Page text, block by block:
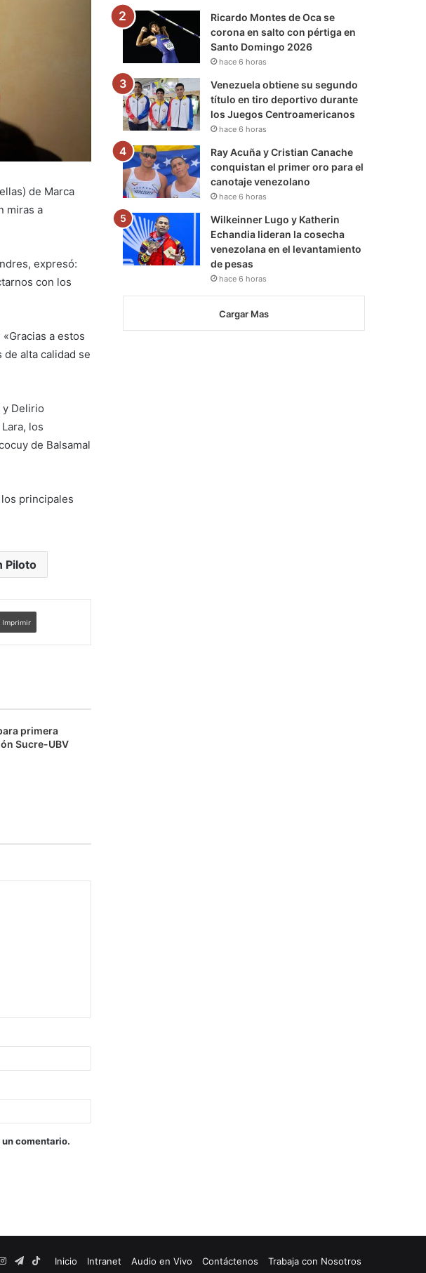
de Marca
miras a
expresó:
con los
a estos
alta calidad se
y Delirio
los
de Balsamal
principales
Piloto
Imprimir
primera
Sucre-UBV
comentario.
Ricardo Montes de Oca se
corona en salto con pértiga en
Santo Domingo 2026
hace 6 horas
Venezuela obtiene su segundo
título en tiro deportivo durante
los Juegos Centroamericanos
hace 6 horas
Ray Acuña y Cristian Canache
conquistan el primer oro para el
canotaje venezolano
hace 6 horas
Wilkeinner Lugo y Katherin
Echandia lideran la cosecha
venezolana en el levantamiento
de pesas
hace 6 horas
Cargar Mas
Inicio Intranet Audio en Vivo Contáctenos Trabaja con Nosotros
InstagramTelegram
TikTok